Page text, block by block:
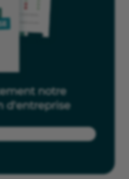
notre
d'entreprise